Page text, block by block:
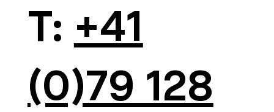
​T: +41
(0)79 128